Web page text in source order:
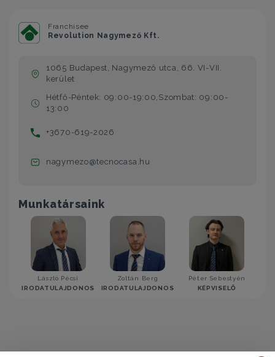
Franchisee
Revolution Nagymező Kft.
1065 Budapest, Nagymező utca, 66. VI-VII.
kerület
Hétfő-Péntek: 09:00-19:00,Szombat: 09:00-
13:00
+3670-619-2026
nagymezo@tecnocasa.hu
Munkatársaink
László Pécsi
IRODATULAJDONOS
Zoltán Berg
IRODATULAJDONOS
Péter Sebestyén
KÉPVISELŐ